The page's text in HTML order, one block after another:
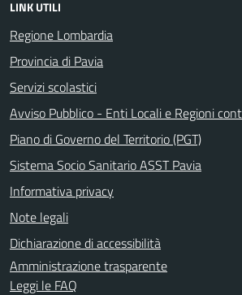
LINK UTILI
Regione Lombardia
Provincia di Pavia
Servizi scolastici
Avviso Pubblico - Enti Locali e Regioni
Piano di Governo del Territorio (PGT)
Sistema Socio Sanitario ASST Pavia
Informativa privacy
Note legali
Dichiarazione di accessibilità
Amministrazione trasparente
Leggi le FAQ